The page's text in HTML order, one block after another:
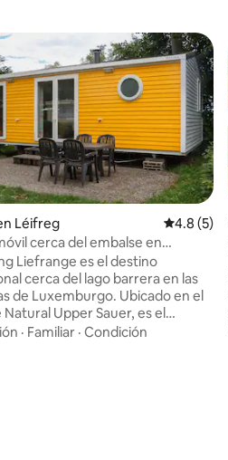
Léifreg
4.8 (5)
cerca del embalse en
Liefrange es el destino
cerca del lago barrera en las
Luxemburgo. Ubicado en el
Natural Upper Sauer, es el
de vacaciones perfecto para los
· Familiar · Condición